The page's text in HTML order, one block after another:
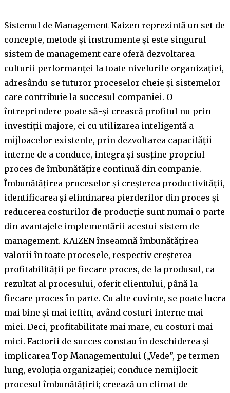
Sistemul de Management Kaizen reprezintă un set de
concepte, metode și instrumente și este singurul
sistem de management care oferă dezvoltarea
culturii performanței la toate nivelurile organizației,
adresându-se tuturor proceselor cheie și sistemelor
care contribuie la succesul companiei. O
întreprindere poate să-și crească profitul nu prin
investiții majore, ci cu utilizarea inteligentă a
mijloacelor existente, prin dezvoltarea capacității
interne de a conduce, integra și susține propriul
proces de îmbunătățire continuă din companie.
Îmbunătățirea proceselor și creșterea productivității,
identificarea și eliminarea pierderilor din proces și
reducerea costurilor de producție sunt numai o parte
din avantajele implementării acestui sistem de
management. KAIZEN înseamnă îmbunătățirea
valorii în toate procesele, respectiv creșterea
profitabilității pe fiecare proces, de la produsul, ca
rezultat al procesului, oferit clientului, până la
fiecare proces în parte. Cu alte cuvinte, se poate lucra
mai bine și mai ieftin, având costuri interne mai
mici. Deci, profitabilitate mai mare, cu costuri mai
mici. Factorii de succes constau în deschiderea și
implicarea Top Managementului („Vede”, pe termen
lung, evoluția organizației; conduce nemijlocit
procesul îmbunătățirii; creează un climat de